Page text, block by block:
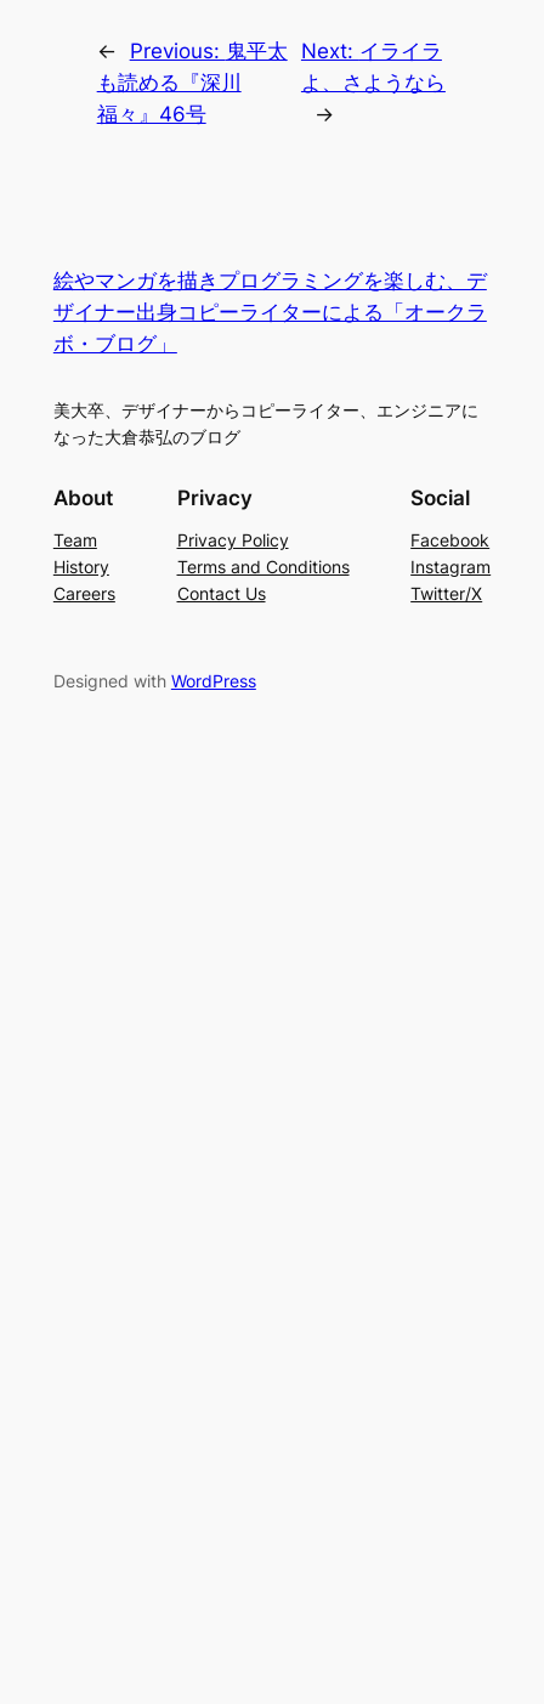
← Previous: 鬼平太
も読める『深川
福々』46号
Next: イライラ
よ、さようなら
→
絵やマンガを描きプログラミングを楽しむ、デ
ザイナー出身コピーライターによる「オークラ
ボ・ブログ」
美大卒、デザイナーからコピーライター、エンジニアに
なった大倉恭弘のブログ
About
Team
History
Careers
Privacy
Privacy Policy
Terms and Conditions
Contact Us
Social
Facebook
Instagram
Twitter/X
Designed with WordPress